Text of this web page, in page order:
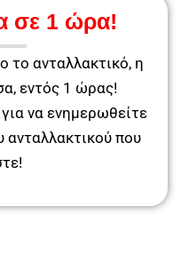
σε 1 ώρα!
το ανταλλακτικό, η
εντός 1 ώρας!
για να ενημερωθείτε
ανταλλακτικού που